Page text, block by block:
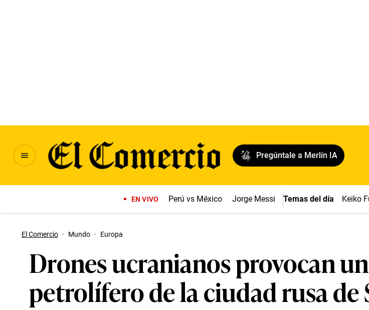
Pregúntale a Merlín IA
EN VIVO Perú vs México Jorge Messi Temas del día Keiko
El Comercio · Mundo · Europa
Drones ucranianos provocan
petrolífero de la ciudad rusa de